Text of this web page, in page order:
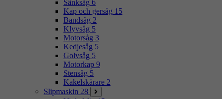
Sänksåg 6
Kap och gersåg 15
Bandsåg 2
Klyvsåg 5
Motorsåg 3
Kedjesåg 5
Golvsåg 5
Motorkap 9
Stensåg 5
Kakelskärare 2
Slipmaskin 28